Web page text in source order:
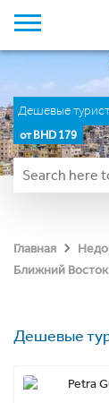
Дешевые
от BHD 179
Главная
Ближний Восток
Дешевые